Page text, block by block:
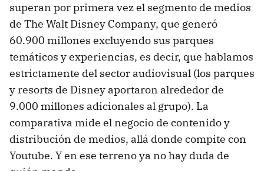
superan por primera vez el segmento de medios
de The Walt Disney Company, que generó
60.900 millones excluyendo sus parques
temáticos y experiencias, es decir, que hablamos
estrictamente del sector audiovisual (los parques
y resorts de Disney aportaron alrededor de
9.000 millones adicionales al grupo). La
comparativa mide el negocio de contenido y
distribución de medios, allá donde compite con
Youtube. Y en ese terreno ya no hay duda de